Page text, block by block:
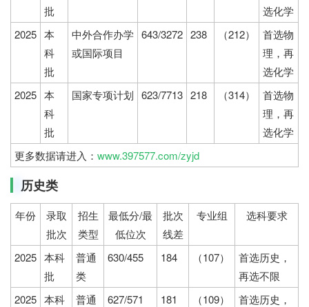
批
选化学
2025 本
科
批
中外合作办学
或国际项目
643/3272 238 （212）
首选物
理，再
选化学
2025 本
科
批
国家专项计划 623/7713 218 （314）
首选物
理，再
选化学
更多数据请进入： www.397577.com/zyjd
历史类
年份
录取
批次
招生
类型
最低分/最
低位次
批次
线差
专业组 选科要求
2025 本科
批
普通
类
630/455 184 （107）
首选历史，
再选不限
2025 本科
普通
627/571 181 （109）
首选历史，